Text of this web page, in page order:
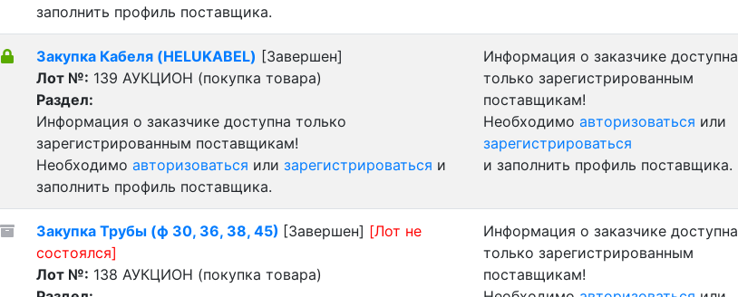
заполнить профиль поставщика.
Закупка Кабеля (HELUKABEL) [Завершен]
Лот №: 139 АУКЦИОН (покупка товара)
Раздел:
Информация о заказчике доступна только
зарегистрированным поставщикам!
Необходимо авторизоваться или зарегистрироваться и
заполнить профиль поставщика.
Информация о заказчике доступна
только зарегистрированным
поставщикам!
Необходимо авторизоваться или
зарегистрироваться
и заполнить профиль поставщика.
Закупка Трубы (ф 30, 36, 38, 45) [Завершен] [Лот не
состоялся]
Лот №: 138 АУКЦИОН (покупка товара)
Информация о заказчике доступна
только зарегистрированным
поставщикам!